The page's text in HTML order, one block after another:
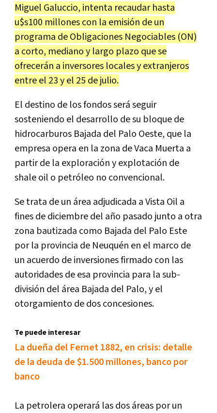
Miguel Galuccio, intenta recaudar hasta
u$s100 millones con la emisión de un
programa de Obligaciones Negociables (ON)
a corto, mediano y largo plazo que se
ofrecerán a inversores locales y extranjeros
entre el 23 y el 25 de julio.
El destino de los fondos será seguir
sosteniendo el desarrollo de su bloque de
hidrocarburos Bajada del Palo Oeste, que la
empresa opera en la zona de Vaca Muerta a
partir de la exploración y explotación de
shale oil o petróleo no convencional.
Se trata de un área adjudicada a Vista Oil a
fines de diciembre del año pasado junto a otra
zona bautizada como Bajada del Palo Este
por la provincia de Neuquén en el marco de
un acuerdo de inversiones firmado con las
autoridades de esa provincia para la sub-
división del área Bajada del Palo, y el
otorgamiento de dos concesiones.
Te puede interesar
La dueña del Fernet 1882, en crisis: detalle
de la deuda de $1.500 millones, banco por
banco
La petrolera operará las dos áreas por un